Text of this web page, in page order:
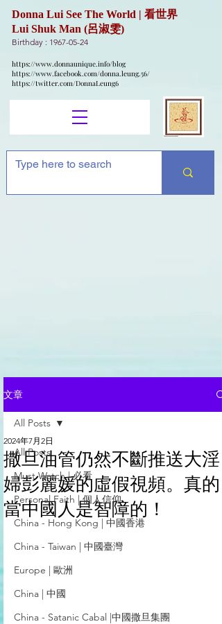
Donna Lui See The World | 看世界
Lui Shuk Man (呂淑雯)
Birthday : 1967-05-24
https://www.donnaunique.info/blog
https://www.facebook.com/donna.leung.56/
https://twitter.com/DonnaLeung6
文章
All Posts
Must Watch | 必看
Personal Faith | 個人信仰
China - Hong Kong | 中國香港
China - Taiwan | 中國臺灣
Europe | 歐洲
China | 中國
China - Satanic Cabal |中國撒旦集團
All Posts
撒旦油管仍然不斷推送大淫
婦彭麗媛的虛假視頻。真的
當中國人是智障的！
2024年7月2日